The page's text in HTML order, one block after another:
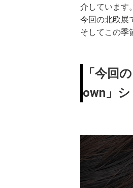
介しています。
今回の北欧展
そしてこの季
「今回
own」